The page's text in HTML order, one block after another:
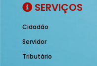
SERVIÇOS
Cidadão
Servidor
Tributário